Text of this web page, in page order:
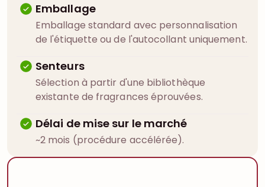
Emballage
Emballage standard avec personnalisation
de l'étiquette ou de l'autocollant uniquement.
Senteurs
Sélection à partir d'une bibliothèque
existante de fragrances éprouvées.
Délai de mise sur le marché
~2 mois (procédure accélérée).